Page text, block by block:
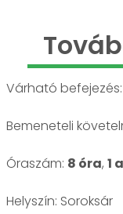
Várható befejezés:
Bemeneteli
Óraszám: 8 óra, 1
Helyszín: Soroksár